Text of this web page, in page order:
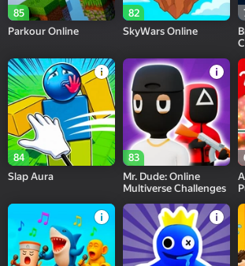
85
Parkour Online
82
SkyWars Online
84
Slap Aura
83
Mr. Dude: Online
Multiverse Challenges